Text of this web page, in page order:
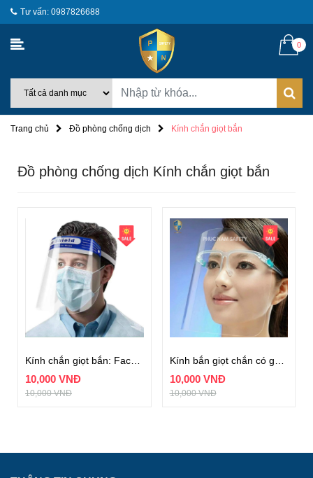
Tư vấn: 0987826688
0
Trang chủ Đồ phòng chống dịch Kính chắn giọt bắn
Đồ phòng chống dịch Kính chắn giọt bắn
10,000 VNĐ
10,000 VNĐ
10,000 VNĐ
10,000 VNĐ